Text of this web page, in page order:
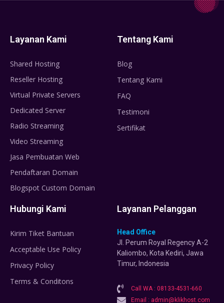
Layanan Kami
Shared Hosting
Reseller Hosting
Virtual Private Servers
Dedicated Server
Radio Streaming
Video Streaming
Jasa Pembuatan Web
Pendaftaran Domain
Blogspot Custom Domain
Tentang Kami
Blog
Tentang Kami
FAQ
Testimoni
Sertifikat
Hubungi Kami
Kirim Tiket Bantuan
Acceptable Use Policy
Privacy Policy
Terms & Conditons
Layanan Pelanggan
Head Office
Jl. Perum Royal Regency A-2
Kaliombo, Kota Kediri, Jawa
Timur, Indonesia
Call WA : 08133-4531-660
Email : admin@klikhost.com